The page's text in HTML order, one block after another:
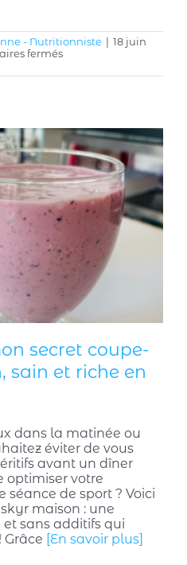
- Nutritionniste | 18 juin
ferméssur
de
recette
qui
réconcilie
les
enfants
avec
le
poisson
secret coupe-
sain et riche en
dans la matinée ou
éviter de vous
avant un dîner
optimiser votre
séance de sport ? Voici
maison : une
sans additifs qui
[En savoir plus]